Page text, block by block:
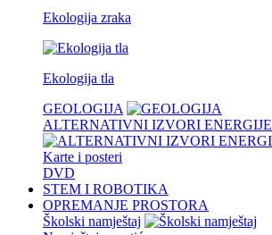
Ekologija zraka
Ekologija tla
GEOLOGIJA
ALTERNATIVNI IZVORI ENERGIJE
Karte i posteri
DVD
STEM I ROBOTIKA
OPREMANJE PROSTORA
Školski namještaj